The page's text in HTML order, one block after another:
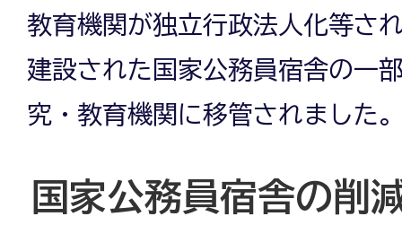
教育機関が独立行政法人化等さ
建設された国家公務員宿舎の一
究・教育機関に移管されました
国家公務員宿舎の削